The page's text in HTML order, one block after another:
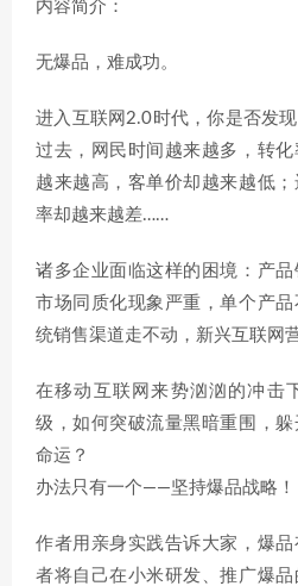
内容简介：
无爆品，难成功。
进入互联网2.0时代，你是否发
过去，网民时间越来越多，转
越来越高，客单价却越来越低
率却越来越差……
诸多企业面临这样的困境：产品
市场同质化现象严重，单个产
统销售渠道走不动，新兴互联网
在移动互联网来势汹汹的冲击
级，如何突破流量黑暗重围，
命运？
办法只有一个——坚持爆品战略！
作者用亲身实践告诉大家，爆
者将自己在小米研发、推广爆